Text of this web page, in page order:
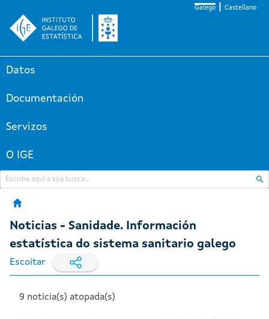
Galego Castellano
Datos
Documentación
Servizos
O IGE
Noticias - Sanidade. Información
estatística do sistema sanitario galego
Escoitar
9 noticia(s) atopada(s)